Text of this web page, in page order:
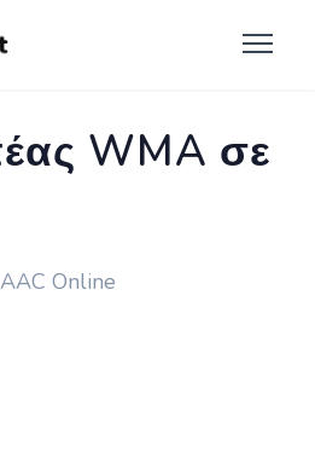
WMA σε
Online